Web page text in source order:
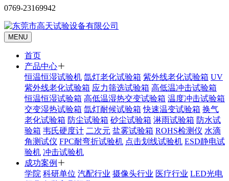
0769-23169942
MENU
首页
产品中心
恒温恒湿试验机 氙灯老化试验箱 紫外线老化试验箱 UV
紫外线老化试验箱 应力筛选试验箱 高低温冲击试验箱
恒温恒湿试验箱 高低温湿热交变试验箱 温度冲击试验箱
交变湿热试验箱 氙灯耐候试验箱 快速温变试验箱 换气
老化试验箱 防尘试验箱 砂尘试验箱 淋雨试验箱 防水试
验箱 韦氏硬度计 二次元 盐雾试验箱 ROHS检测仪 水滴
角测试仪 FPC耐弯折试验机 点击划线试验机 ESD静电试
验机 冲击试验机
成功案例
学院 科研单位 汽配行业 摄像头行业 医疗行业 LED光电